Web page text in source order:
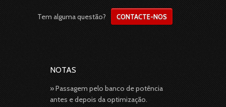
Tem alguma questão? CONTACTE-NOS
NOTAS
» Passagem pelo banco de potência
antes e depois da optimização.